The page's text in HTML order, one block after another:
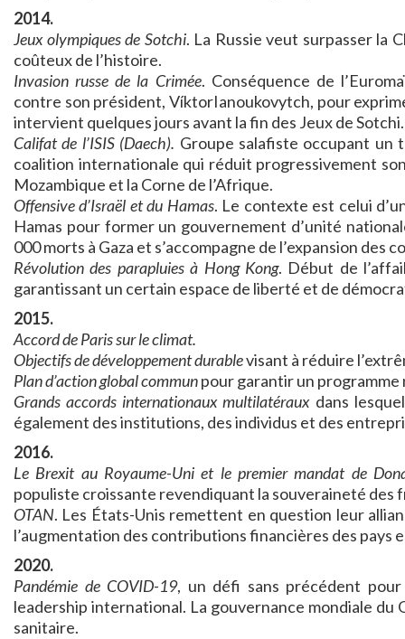
2014.
Jeux olympiques de Sotchi. La Russie veut surpasser la
coûteux de l’histoire.
Invasion russe de la Crimée. Conséquence de
contre son président, VíktorIanoukovytch, pour
intervient quelques jours avant la fin des Jeux de Sotchi.
Califat de l’ISIS (Daech). Groupe salafiste occupant un
coalition internationale qui réduit progressivement
Mozambique et la Corne de l’Afrique.
Offensive d’Israël et du Hamas. Le contexte est celui
Hamas pour former un gouvernement d’unité
000 morts à Gaza et s’accompagne de l’expansion des
Révolution des parapluies à Hong Kong. Début de
garantissant un certain espace de liberté et de
2015.
Accord de Paris sur le climat.
Objectifs de développement durablevisant à réduire
Plan d’action global communpour garantir un
Grands accords internationaux multilatérauxdans
également des institutions, des individus et des
2016.
Le Brexit au Royaume-Uni et le premier mandat de
populiste croissante revendiquant la souveraineté des
OTAN. Les États-Unis remettent en question leur
l’augmentation des contributions financières des pays
2020.
Pandémie de COVID-19, un défi sans précédent
leadership international. La gouvernance mondiale
sanitaire.